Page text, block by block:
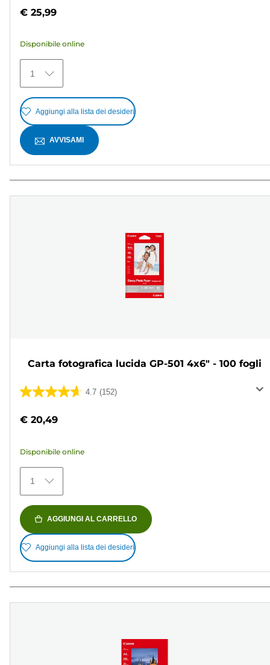
5
372
recensioni
€ 25,99
Disponibile online
1
Aggiungi alla lista dei desideri
AVVISAMI
Carta fotografica lucida GP-501 4x6" - 100 fogli
4.7 (152)
4.7
5
152
recensioni
€ 20,49
Disponibile online
1
AGGIUNGI AL CARRELLO
Aggiungi alla lista dei desideri